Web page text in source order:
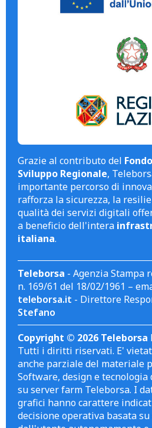
Grazie al contributo del
Sviluppo Regionale,
importante percorso di
rafforza la sicurezza, la
qualità dei servizi digitali
a beneficio dell'intera
italiana.
Teleborsa - Agenzia Stampa
n. 169/61 del 18/02/1961 –
teleborsa.it - Direttore
Stefano
Copyright © 2026 Teleborsa
Tutti i diritti riservati. E'
anche parziale del materiale
Software, design e
su server farm Teleborsa. I
grafici hanno carattere
decisione operativa basata